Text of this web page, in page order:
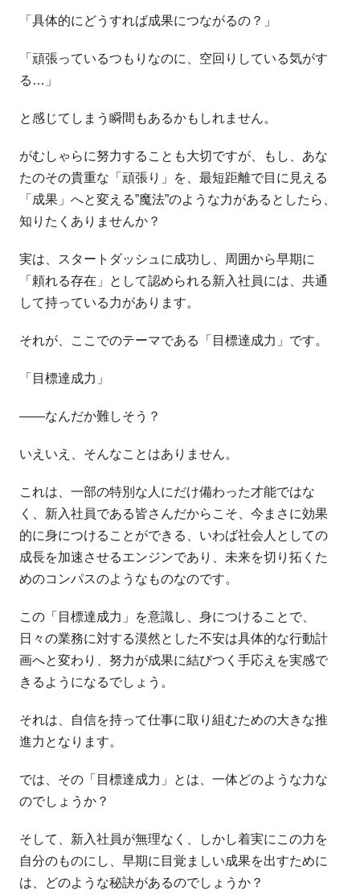
「具体的にどうすれば成果につながるの？」
「頑張っているつもりなのに、空回りしている気がす
る…」
と感じてしまう瞬間もあるかもしれません。
がむしゃらに努力することも大切ですが、もし、あな
たのその貴重な「頑張り」を、最短距離で目に見える
「成果」へと変える”魔法”のような力があるとしたら、
知りたくありませんか？
実は、スタートダッシュに成功し、周囲から早期に
「頼れる存在」として認められる新入社員には、共通
して持っている力があります。
それが、ここでのテーマである「目標達成力」です。
「目標達成力」
――なんだか難しそう？
いえいえ、そんなことはありません。
これは、一部の特別な人にだけ備わった才能ではな
く、新入社員である皆さんだからこそ、今まさに効果
的に身につけることができる、いわば社会人としての
成長を加速させるエンジンであり、未来を切り拓くた
めのコンパスのようなものなのです。
この「目標達成力」を意識し、身につけることで、
日々の業務に対する漠然とした不安は具体的な行動計
画へと変わり、努力が成果に結びつく手応えを実感で
きるようになるでしょう。
それは、自信を持って仕事に取り組むための大きな推
進力となります。
では、その「目標達成力」とは、一体どのような力な
のでしょうか？
そして、新入社員が無理なく、しかし着実にこの力を
自分のものにし、早期に目覚ましい成果を出すために
は、どのような秘訣があるのでしょうか？